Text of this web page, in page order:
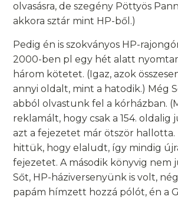
olvasásra, de szegény Pöttyös
akkora sztár mint HP-ből.)
Pedig én is szokványos HP-
2000-ben pl egy hét alatt
három kötetet. (Igaz, azok
annyi oldalt, mint a hatodik.) Még
abból olvastunk fel a kórházban.
reklamált, hogy csak a 154. oldalig
azt a fejezetet már ötször hallotta.
hittük, hogy elaludt, így mindig
fejezetet. A második könyvig nem
Sőt, HP-háziversenyünk is volt,
papám hímzett hozzá pólót, én a